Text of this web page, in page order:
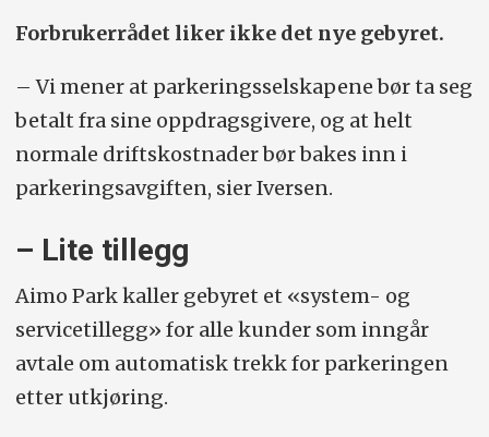
Forbrukerrådet liker ikke det nye gebyret.
– Vi mener at parkeringsselskapene bør ta seg
betalt fra sine oppdragsgivere, og at helt
normale driftskostnader bør bakes inn i
parkeringsavgiften, sier Iversen.
– Lite tillegg
Aimo Park kaller gebyret et «system- og
servicetillegg» for alle kunder som inngår
avtale om automatisk trekk for parkeringen
etter utkjøring.